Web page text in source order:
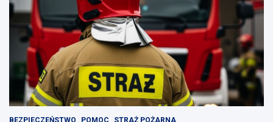
BEZPIECZEŃSTWO POMOC STRAŻ POŻARNA